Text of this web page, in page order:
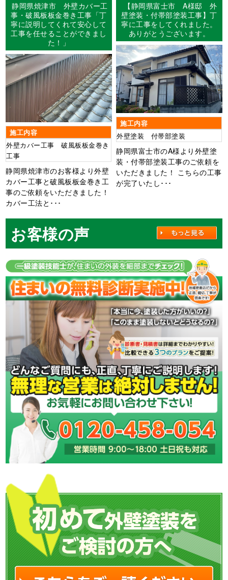
静岡県焼津市 外壁カバー工
事・破風板板金巻き工事「丁
寧に説明してくれて安心して
工事を任せることができまし
た！」
施工内容
外壁カバー工事 破風板板金巻き
工事
静岡県焼津市のお客様より外壁
カバー工事と破風板板金巻き工
事のご依頼をいただきました！
カバー工法と･･･
【静岡県富士市 A様邸 外
壁塗装・付帯部塗装工事】丁
寧に工事をしてくれました。
ありがとうございます。
施工内容
外壁塗装 付帯部塗装
静岡県富士市のA様より外壁塗
装・付帯部塗装工事のご依頼を
いただきました！ こちらの工事
が完了いたし･･･
お客様の声